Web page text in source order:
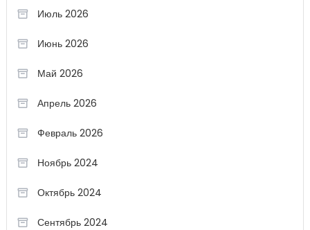
Июль 2026
Июнь 2026
Май 2026
Апрель 2026
Февраль 2026
Ноябрь 2024
Октябрь 2024
Сентябрь 2024